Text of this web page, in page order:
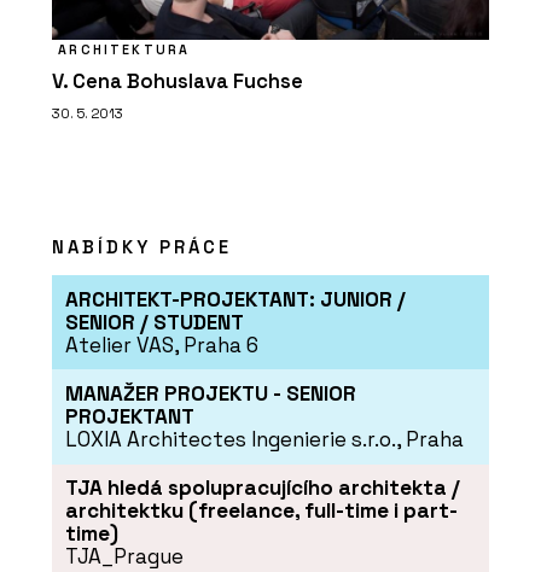
ARCHITEKTURA
V. Cena Bohuslava Fuchse
30. 5. 2013
NABÍDKY PRÁCE
ARCHITEKT-PROJEKTANT: JUNIOR /
SENIOR / STUDENT
Atelier VAS, Praha 6
MANAŽER PROJEKTU - SENIOR
PROJEKTANT
LOXIA Architectes Ingenierie s.r.o., Praha
TJA hledá spolupracujícího architekta /
architektku (freelance, full-time i part-
time)
TJA_Prague